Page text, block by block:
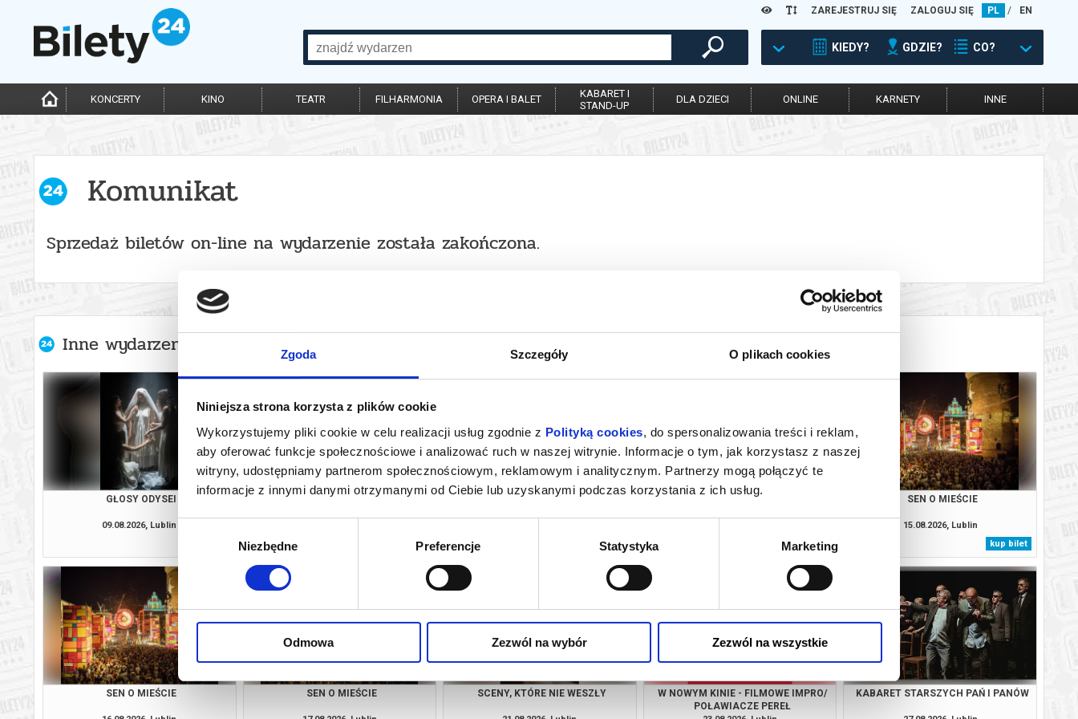
Zgoda Szczegóły O plikach cookies
Niniejsza strona korzysta z plików cookie
Wykorzystujemy pliki cookie w celu realizacji usług zgodnie z Polityką cookies, do spersonalizowania treści i reklam,
aby oferować funkcje społecznościowe i analizować ruch w naszej witrynie. Informacje o tym, jak korzystasz z naszej
witryny, udostępniamy partnerom społecznościowym, reklamowym i analitycznym. Partnerzy mogą połączyć te
informacje z innymi danymi otrzymanymi od Ciebie lub uzyskanymi podczas korzystania z ich usług.
Niezbędne Preferencje Statystyka Marketing
Odmowa Zezwól na wybór Zezwól na wszystkie
ZAREJESTRUJ SIĘ ZALOGUJ SIĘ PL / EN
KIEDY? GDZIE? CO?
KONCERTY KINO TEATR FILHARMONIA OPERA I BALET
KABARET I
STAND-UP
DLA DZIECI ONLINE KARNETY INNE
Komunikat
Sprzedaż biletów on-line na wydarzenie została zakończona.
Inne wydarzenia organizatora
GŁOSY ODYSEI
09.08.2026, Lublin
SEN O MIEŚCIE
info
LITHOPEDION II
kup bilet
SEN O MIEŚCIE
kup bilet
SEN O MIEŚCIE
15.08.2026, Lublin
kup bilet
SEN O MIEŚCIE SEN O MIEŚCIE SCENY, KTÓRE NIE WESZŁY
W NOWYM KINIE - FILMOWE IMPRO/
POŁAWIACZE PEREŁ
KABARET STARSZYCH PAŃ I PANÓW